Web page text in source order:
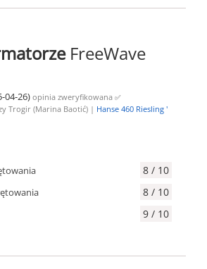
FreeWave
04-26) opinia zweryfikowana ✅
Trogir (Marina Baotić) | Hanse 460 Riesling '
8 / 10
8 / 10
9 / 10